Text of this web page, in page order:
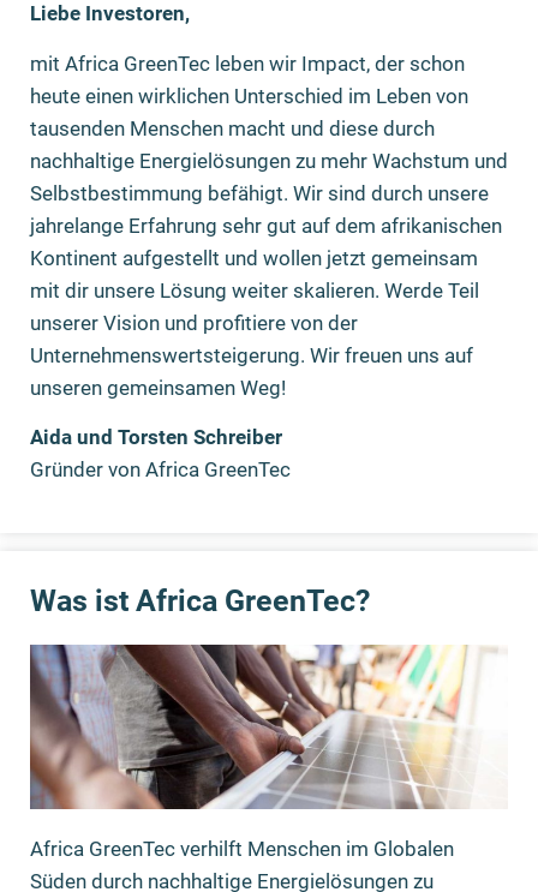
Liebe Investoren,
mit Africa GreenTec leben wir Impact, der schon
heute einen wirklichen Unterschied im Leben von
tausenden Menschen macht und diese durch
nachhaltige Energielösungen zu mehr Wachstum und
Selbstbestimmung befähigt. Wir sind durch unsere
jahrelange Erfahrung sehr gut auf dem afrikanischen
Kontinent aufgestellt und wollen jetzt gemeinsam
mit dir unsere Lösung weiter skalieren. Werde Teil
unserer Vision und profitiere von der
Unternehmenswertsteigerung. Wir freuen uns auf
unseren gemeinsamen Weg!
Aida und Torsten Schreiber
Gründer von Africa GreenTec
Was ist Africa GreenTec?
Africa GreenTec verhilft Menschen im Globalen
Süden durch nachhaltige Energielösungen zu